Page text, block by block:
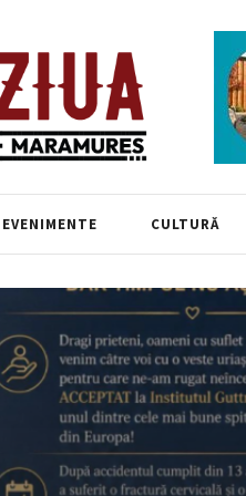
EVENIMENTE CULTURĂ